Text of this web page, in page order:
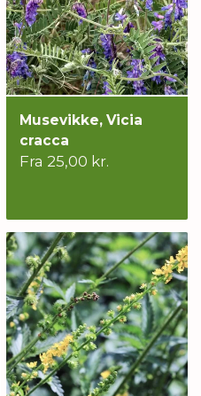
Musevikke, Vicia
cracca
Fra 25,00 kr.